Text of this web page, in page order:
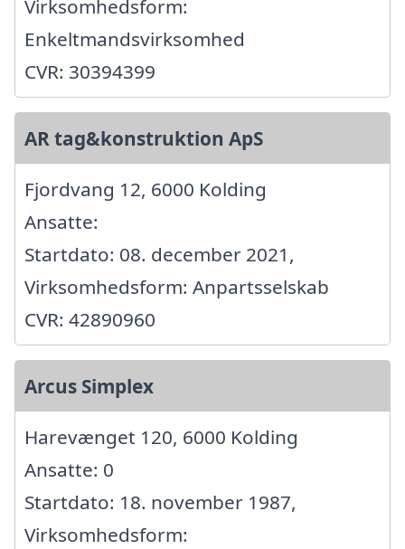
Virksomhedsform:
Enkeltmandsvirksomhed
CVR: 30394399
AR tag&konstruktion ApS
Fjordvang 12, 6000 Kolding
Ansatte:
Startdato: 08. december 2021,
Virksomhedsform: Anpartsselskab
CVR: 42890960
Arcus Simplex
Harevænget 120, 6000 Kolding
Ansatte: 0
Startdato: 18. november 1987,
Virksomhedsform: